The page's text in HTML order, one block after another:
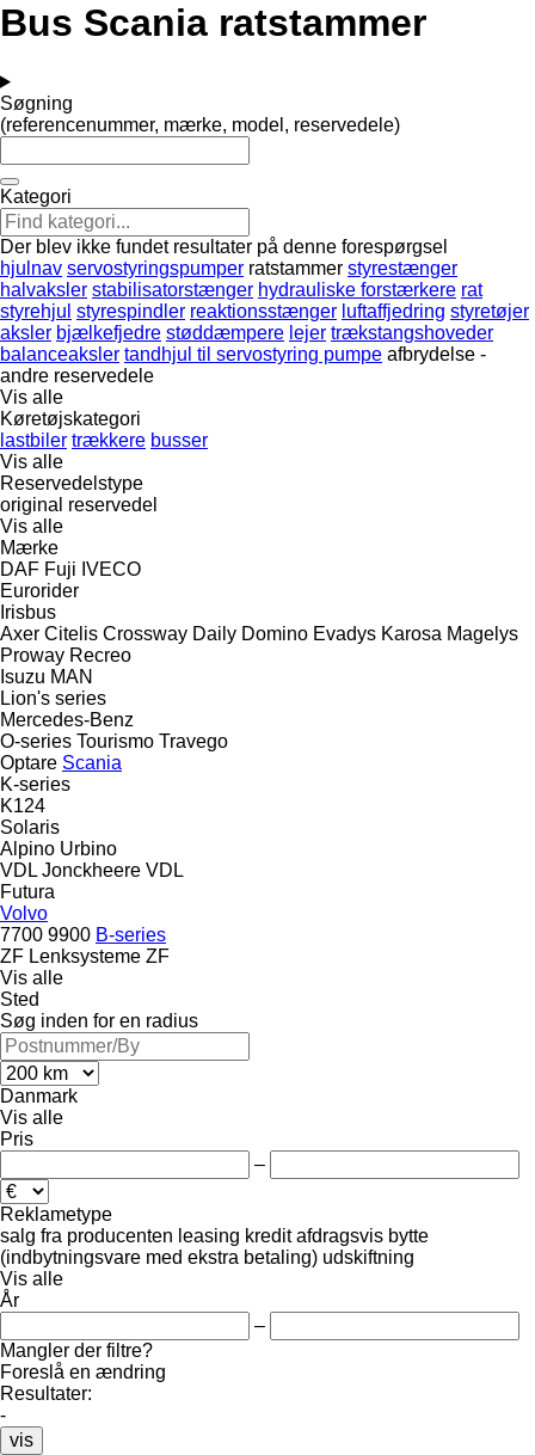
Bus Scania ratstammer
Søgning
(referencenummer, mærke, model, reservedele)
Kategori
Der blev ikke fundet resultater på denne forespørgsel
hjulnav servostyringspumper ratstammer styrestænger
halvaksler stabilisatorstænger hydrauliske forstærkere rat
styrehjul styrespindler reaktionsstænger luftaffjedring styretøjer
aksler bjælkefjedre støddæmpere lejer trækstangshoveder
balanceaksler tandhjul til servostyring pumpe afbrydelse -
andre reservedele
Vis alle
Køretøjskategori
lastbiler trækkere busser
Vis alle
Reservedelstype
original reservedel
Vis alle
Mærke
DAF Fuji IVECO
Eurorider
Irisbus
Axer Citelis Crossway Daily Domino Evadys Karosa Magelys
Proway Recreo
Isuzu MAN
Lion's series
Mercedes-Benz
O-series Tourismo Travego
Optare Scania
K-series
K124
Solaris
Alpino Urbino
VDL Jonckheere VDL
Futura
Volvo
7700 9900 B-series
ZF Lenksysteme ZF
Vis alle
Sted
Søg inden for en radius
Danmark
Vis alle
Pris
–
Reklametype
salg fra producenten leasing kredit afdragsvis bytte
(indbytningsvare med ekstra betaling) udskiftning
Vis alle
År
–
Mangler der filtre?
Foreslå en ændring
Resultater:
-
vis